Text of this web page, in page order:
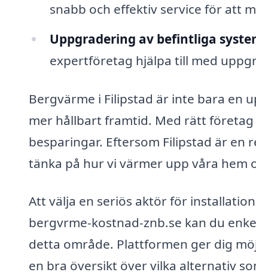
snabb och effektiv service för att
Uppgradering av befintliga
expertföretag hjälpa till med
Bergvärme i Filipstad är inte bara en
mer hållbart framtid. Med rätt
besparingar. Eftersom Filipstad är
tänka på hur vi värmer upp våra hem
Att välja en seriös aktör för
bergvrme-kostnad-znb.se kan du
detta område. Plattformen ger dig
en bra översikt över vilka alternativ